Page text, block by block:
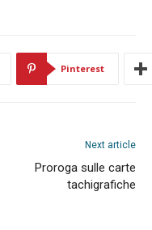
Pinterest
Next article
Proroga sulle carte
tachigrafiche